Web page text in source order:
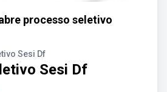
processo seletivo
Sesi Df
Sesi Df